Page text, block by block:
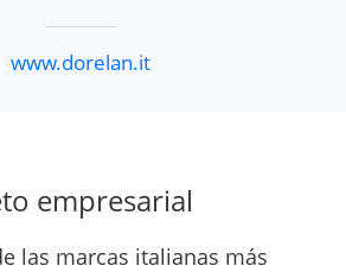
www.dorelan.it
empresarial
las marcas italianas más